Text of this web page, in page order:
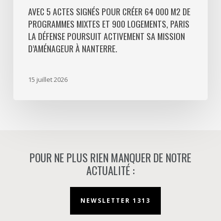
Défense
poursuit
activement
AVEC 5 ACTES SIGNÉS POUR CRÉER 64 000 M2 DE
PROGRAMMES MIXTES ET 900 LOGEMENTS, PARIS
LA DÉFENSE POURSUIT ACTIVEMENT SA MISSION
D’AMÉNAGEUR À NANTERRE.
15 juillet 2026
POUR NE PLUS RIEN MANQUER DE NOTRE
ACTUALITÉ :
NEWSLETTER 1313